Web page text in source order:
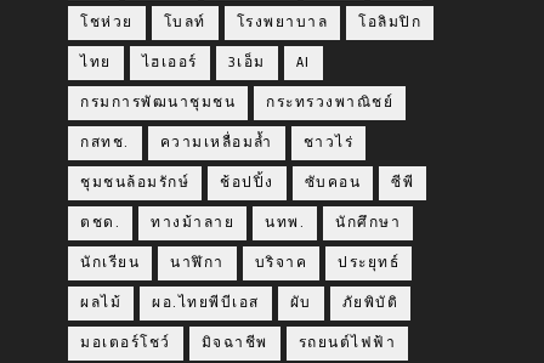
โชห่วย โบลท์ โรงพยาบาล โอลิมปิก
ไทย ไฮเออร์ 3เอ็ม AI
กรมการพัฒนาชุมชน กระทรวงพาณิชย์
กสทช. ความเหลื่อมล้ำ ชาวไร่
ชุมชนล้อมรักษ์ ช้อปปิ้ง ซับคอน ซีพี
ตชด. ทางม้าลาย นทพ. นักศึกษา
นักเรียน นาฬิกา บริจาค ประยุทธ์
ผลไม้ ผอ.ไทยพีบีเอส ผับ ภัยพิบัติ
มอเตอร์โชว์ มิจฉาชีพ รถยนต์ไฟฟ้า